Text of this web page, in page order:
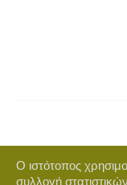
Copyright © 2021
Ο ιστότοπος
συλλογή